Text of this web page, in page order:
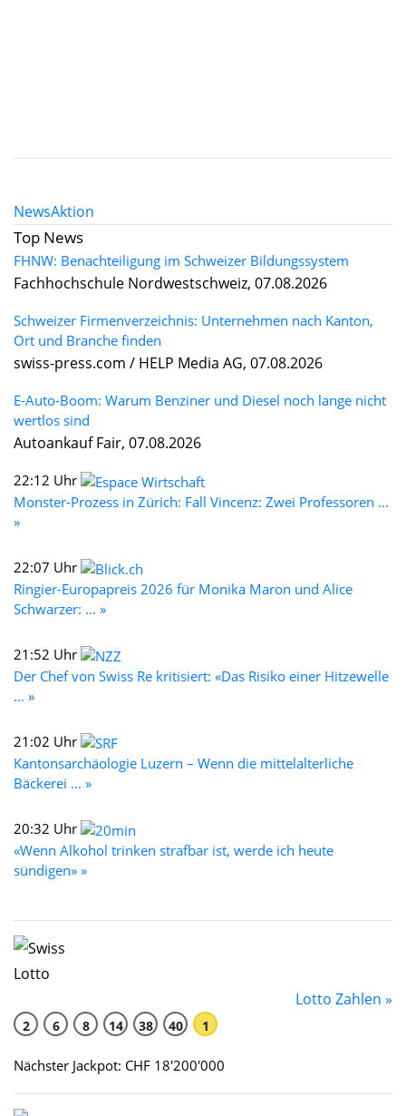
NewsAktion
Top News
FHNW: Benachteiligung im Schweizer Bildungssystem
Fachhochschule Nordwestschweiz, 07.08.2026
Schweizer Firmenverzeichnis: Unternehmen nach Kanton,
Ort und Branche finden
swiss-press.com / HELP Media AG, 07.08.2026
E-Auto-Boom: Warum Benziner und Diesel noch lange nicht
wertlos sind
Autoankauf Fair, 07.08.2026
22:12 Uhr
Monster-Prozess in Zürich: Fall Vincenz: Zwei Professoren ...
»
22:07 Uhr
Ringier-Europapreis 2026 für Monika Maron und Alice
Schwarzer: ... »
21:52 Uhr
Der Chef von Swiss Re kritisiert: «Das Risiko einer Hitzewelle
... »
21:02 Uhr
Kantonsarchäologie Luzern – Wenn die mittelalterliche
Bäckerei ... »
20:32 Uhr
«Wenn Alkohol trinken strafbar ist, werde ich heute
sündigen» »
Lotto Zahlen »
2 6 8 14 38 40 1
Nächster Jackpot: CHF 18'200'000